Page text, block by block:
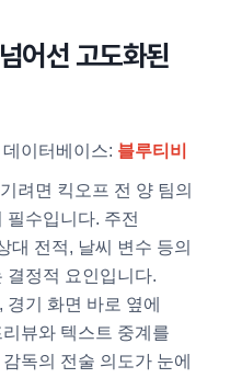
어선 고도화된
이터베이스: 블루티비
려면 킥오프 전 양 팀의
필수입니다. 주전
대 전적, 날씨 변수 등의
결정적 요인입니다.
기 화면 바로 옆에
뷰와 텍스트 중계를
독의 전술 의도가 눈에